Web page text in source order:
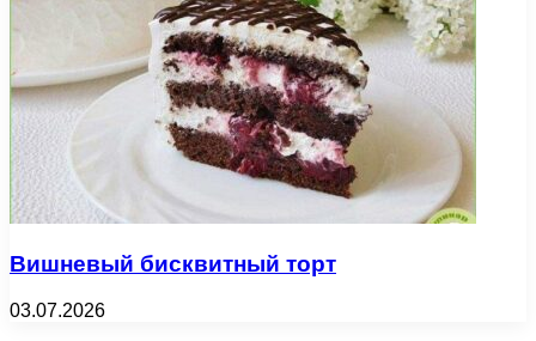
Вишневый бисквитный торт
03.07.2026